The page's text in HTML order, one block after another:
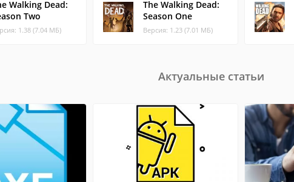
Walking Dead:
Two
1.38 (7.04 МБ)
The Walking Dead:
Season One
Версия: 1.23 (7.01 МБ)
Актуальные статьи